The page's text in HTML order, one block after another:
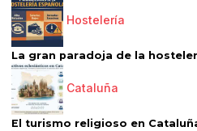
Hostelería
La gran paradoja de la
Cataluña
El turismo religioso en